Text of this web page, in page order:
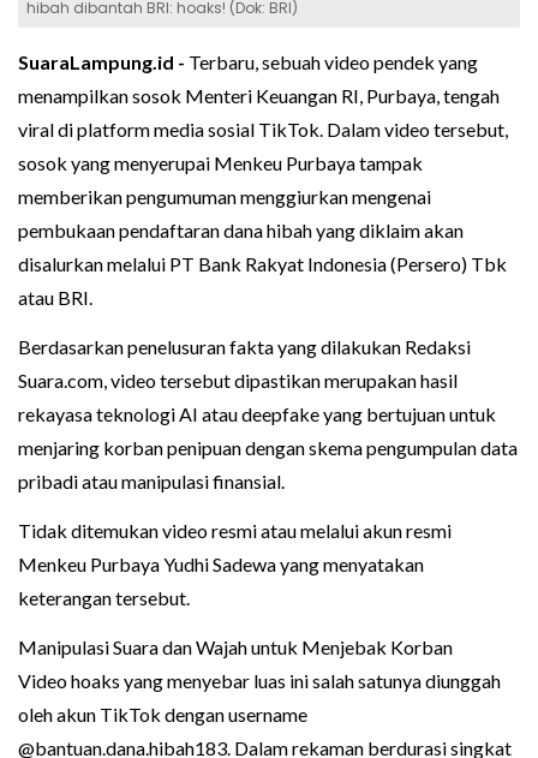
hibah dibantah BRI: hoaks! (Dok: BRI)
SuaraLampung.id - Terbaru, sebuah video pendek yang
menampilkan sosok Menteri Keuangan RI, Purbaya, tengah
viral di platform media sosial TikTok. Dalam video tersebut,
sosok yang menyerupai Menkeu Purbaya tampak
memberikan pengumuman menggiurkan mengenai
pembukaan pendaftaran dana hibah yang diklaim akan
disalurkan melalui PT Bank Rakyat Indonesia (Persero) Tbk
atau BRI.
Berdasarkan penelusuran fakta yang dilakukan Redaksi
Suara.com, video tersebut dipastikan merupakan hasil
rekayasa teknologi AI atau deepfake yang bertujuan untuk
menjaring korban penipuan dengan skema pengumpulan data
pribadi atau manipulasi finansial.
Tidak ditemukan video resmi atau melalui akun resmi
Menkeu Purbaya Yudhi Sadewa yang menyatakan
keterangan tersebut.
Manipulasi Suara dan Wajah untuk Menjebak Korban
Video hoaks yang menyebar luas ini salah satunya diunggah
oleh akun TikTok dengan username
@bantuan.dana.hibah183. Dalam rekaman berdurasi singkat